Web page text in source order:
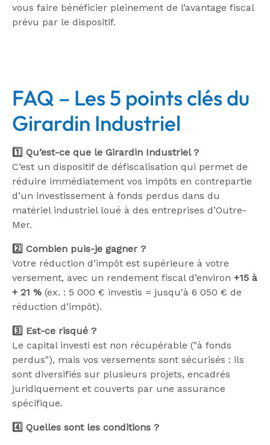
vous faire bénéficier pleinement de l’avantage fiscal
prévu par le dispositif.
FAQ – Les 5 points clés du
Girardin Industriel
1️⃣ Qu’est-ce que le Girardin Industriel ?
C’est un dispositif de défiscalisation qui permet de
réduire immédiatement vos impôts en contrepartie
d’un investissement à fonds perdus dans du
matériel industriel loué à des entreprises d’Outre-
Mer.
2️⃣ Combien puis-je gagner ?
Votre réduction d’impôt est supérieure à votre
versement, avec un rendement fiscal d’environ +15 à
+ 21 % (ex. : 5 000 € investis = jusqu'à 6 050 € de
réduction d’impôt).
3️⃣ Est-ce risqué ?
Le capital investi est non récupérable ("à fonds
perdus"), mais vos versements sont sécurisés : ils
sont diversifiés sur plusieurs projets, encadrés
juridiquement et couverts par une assurance
spécifique.
4️⃣ Quelles sont les conditions ?